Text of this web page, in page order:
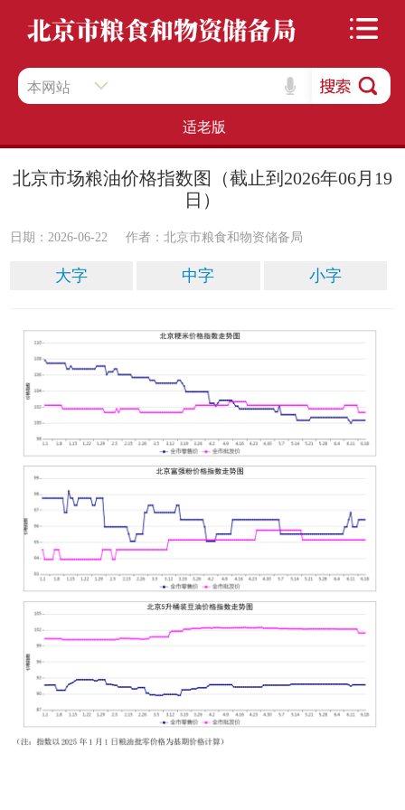
本网站
适老版
北京市场粮油价格指数图（截止到2026年06月19
日）
日期：2026-06-22 作者：​北京市粮食和物资储备局
大字 中字 小字